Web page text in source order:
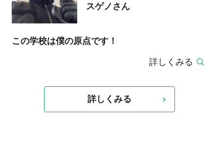
スゲノさん
この学校は僕の原点です！
詳しくみる
詳しくみる